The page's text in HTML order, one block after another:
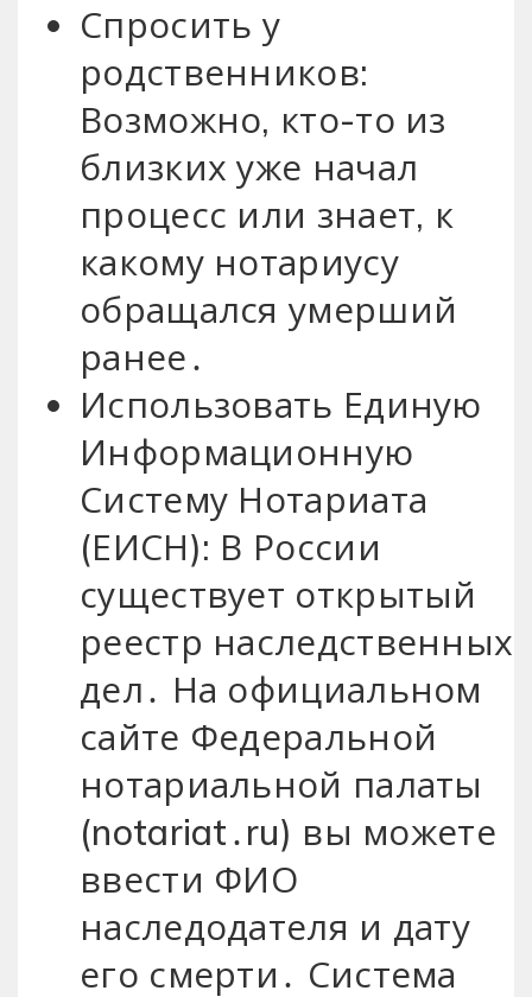
Спросить у
родственников:
Возможно, кто-то из
близких уже начал
процесс или знает, к
какому нотариусу
обращался умерший
ранее․
Использовать Единую
Информационную
Систему Нотариата
(ЕИСН): В России
существует открытый
реестр наследственных
дел․ На официальном
сайте Федеральной
нотариальной палаты
(notariat․ru) вы можете
ввести ФИО
наследодателя и дату
его смерти․ Система